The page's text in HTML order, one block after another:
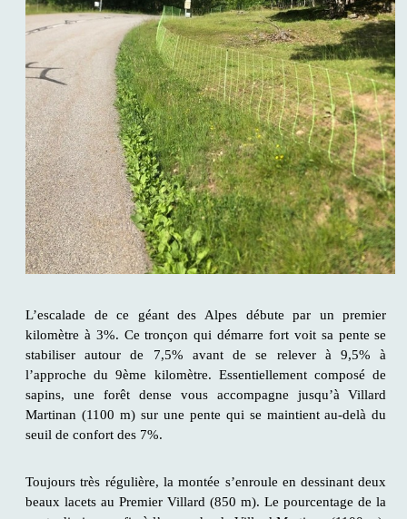
L’escalade de ce géant des Alpes débute par un premier
kilomètre à 3%. Ce tronçon qui démarre fort voit sa pente se
stabiliser autour de 7,5% avant de se relever à 9,5% à
l’approche du 9ème kilomètre. Essentiellement composé de
sapins, une forêt dense vous accompagne jusqu’à Villard
Martinan (1100 m) sur une pente qui se maintient au-delà du
seuil de confort des 7%.
Toujours très régulière, la montée s’enroule en dessinant deux
beaux lacets au Premier Villard (850 m). Le pourcentage de la